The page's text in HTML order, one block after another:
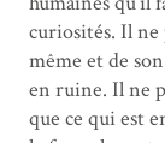
curiosités. Il ne
même et de
en ruine. Il ne
que ce qui est